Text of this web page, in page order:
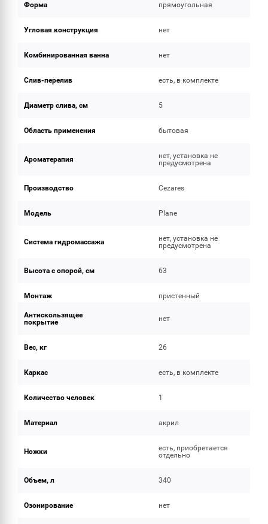
Форма прямоугольная
Угловая конструкция нет
Комбинированная ванна нет
Слив-перелив есть, в комплекте
Диаметр слива, см 5
Область применения бытовая
Ароматерапия
нет, установка не
предусмотрена
Производство Cezares
Модель Plane
Система гидромассажа
нет, установка не
предусмотрена
Высота с опорой, см 63
Монтаж пристенный
Антискользящее
покрытие
нет
Вес, кг 26
Каркас есть, в комплекте
Количество человек 1
Материал акрил
Ножки
есть, приобретается
отдельно
Объем, л 340
Озонирование нет